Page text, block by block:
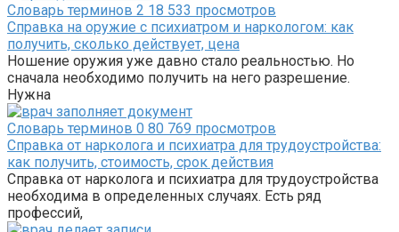
Словарь терминов 2 18 533 просмотров
Справка на оружие с психиатром и наркологом: как
получить, сколько действует, цена
Ношение оружия уже давно стало реальностью. Но
сначала необходимо получить на него разрешение.
Нужна
Словарь терминов 0 80 769 просмотров
Справка от нарколога и психиатра для трудоустройства:
как получить, стоимость, срок действия
Справка от нарколога и психиатра для трудоустройства
необходима в определенных случаях. Есть ряд
профессий,